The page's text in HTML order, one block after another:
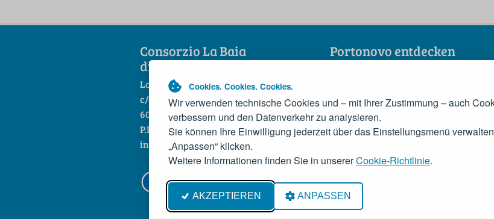
Cookies. Cookies. Cookies.
Wir verwenden technische Cookies und – mit Ihrer Zustimmung – auch
verbessern und den Datenverkehr zu analysieren.
Sie können Ihre Einwilligung jederzeit über das Einstellungsmenü
„Anpassen“ klicken.
Weitere Informationen finden Sie in unsererCookie-Richtlinie.
AKZEPTIEREN ANPASSEN
Consorzio La Baia
di Portonovo scarl
Loc. Portonovo
c/o Hotel La Fonte
60129 Ancona
P.IVA 01444860421
info@baiadiportonovo.it
Credits Privacy
Portonovo entdecken
Sehenswürdigkeiten
Die Riviera del Conero
Das Konsortium
News
Anreise